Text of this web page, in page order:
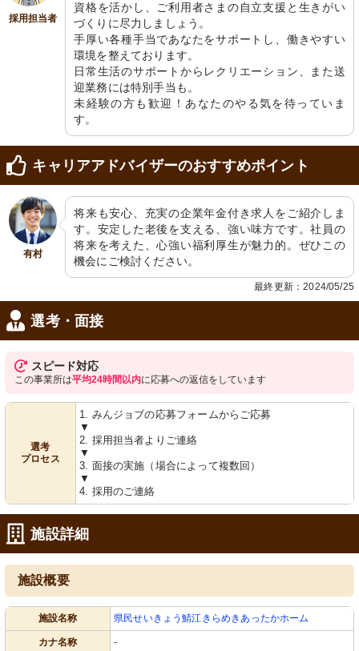
採用担当者
資格を活かし、ご利用者さまの自立支援と生きがい
づくりに尽力しましょう。
手厚い各種手当であなたをサポートし、働きやすい
環境を整えております。
日常生活のサポートからレクリエーション、また送
迎業務には特別手当も。
未経験の方も歓迎！あなたのやる気を待っていま
す。
キャリアアドバイザーのおすすめポイント
有村
将来も安心、充実の企業年金付き求人をご紹介しま
す。安定した老後を支える、強い味方です。社員の
将来を考えた、心強い福利厚生が魅力的。ぜひこの
機会にご検討ください。
最終更新：2024/05/25
選考・面接
スピード対応
この事業所は平均24時間以内に応募への返信をしています
選考
プロセス
1. みんジョブの応募フォームからご応募
▼
2. 採用担当者よりご連絡
▼
3. 面接の実施（場合によって複数回）
▼
4. 採用のご連絡
施設詳細
施設概要
施設名称 県民せいきょう鯖江きらめきあったかホーム
カナ名称 -